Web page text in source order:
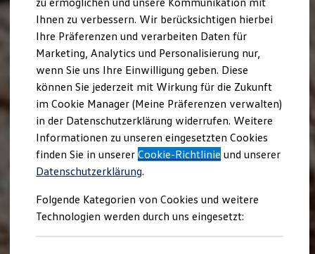
SUV und CUV
Familienautos
Kombis
Kompaktwagen
Sportwagen
Schnell verfügbare Fahrzeuge
Angebote und Produkte
Aktuelle Angebote
E-Auto-Förderung
Volkswagen Marktplatz
Die ENERGY Sondermodelle
Junge Gebrauchtwagen und Gebrauchtwagen
Volkswagen Zertifizierte Gebrauchtwagen
Elektromobilität bei Gebrauchtwagen
Saisonangebote
Reifenpakete
Leasing
Leasing-Angebote
Ihnen zu verbessern. Wir berücksichtigen hierbei
Ihre Präferenzen und verarbeiten Daten für
Marketing, Analytics und Personalisierung nur,
wenn Sie uns Ihre Einwilligung geben. Diese
können Sie jederzeit mit Wirkung für die Zukunft
im Cookie Manager (Meine Präferenzen verwalten)
in der Datenschutzerklärung widerrufen. Weitere
Informationen zu unseren eingesetzten Cookies
finden Sie in unsererCookie-Richtlinie und unserer
Datenschutzerklärung.
Folgende Kategorien von Cookies und weitere
Technologien werden durch uns eingesetzt: